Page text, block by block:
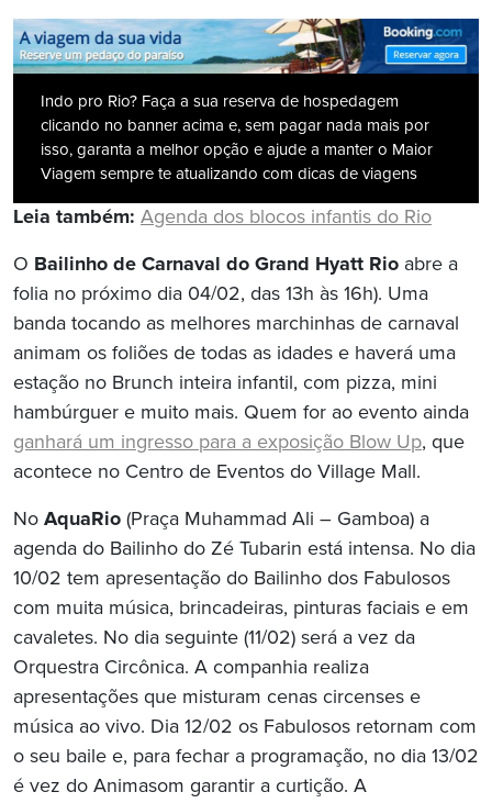
Indo pro Rio? Faça a sua reserva de hospedagem
clicando no banner acima e, sem pagar nada mais por
isso, garanta a melhor opção e ajude a manter o Maior
Viagem sempre te atualizando com dicas de viagens
Leia também: Agenda dos blocos infantis do Rio
O Bailinho de Carnaval do Grand Hyatt Rio abre a
folia no próximo dia 04/02, das 13h às 16h). Uma
banda tocando as melhores marchinhas de carnaval
animam os foliões de todas as idades e haverá uma
estação no Brunch inteira infantil, com pizza, mini
hambúrguer e muito mais. Quem for ao evento ainda
ganhará um ingresso para a exposição Blow Up, que
acontece no Centro de Eventos do Village Mall.
No AquaRio (Praça Muhammad Ali – Gamboa) a
agenda do Bailinho do Zé Tubarin está intensa. No dia
10/02 tem apresentação do Bailinho dos Fabulosos
com muita música, brincadeiras, pinturas faciais e em
cavaletes. No dia seguinte (11/02) será a vez da
Orquestra Circônica. A companhia realiza
apresentações que misturam cenas circenses e
música ao vivo. Dia 12/02 os Fabulosos retornam com
o seu baile e, para fechar a programação, no dia 13/02
é vez do Animasom garantir a curtição. A